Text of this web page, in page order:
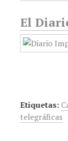
El
Etiquetas:
telegráficas